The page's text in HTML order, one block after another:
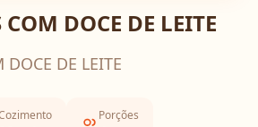
DOCE DE LEITE
DE LEITE
Porções